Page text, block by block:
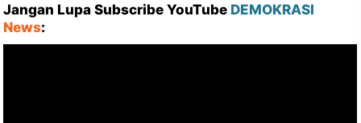
Jangan Lupa Subscribe YouTube DEMOKRASI
News: